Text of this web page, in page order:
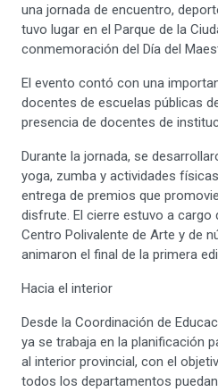
una jornada de encuentro,
tuvo lugar en el Parque de la
conmemoración del Día del
El evento contó con una
docentes de escuelas públicas
presencia de docentes de
Durante la jornada, se
yoga, zumba y actividades
entrega de premios que
disfrute. El cierre estuvo a cargo
Centro Polivalente de Arte y de
animaron el final de la primera
Hacia el interior
Desde la Coordinación de
ya se trabaja en la planificación
al interior provincial, con el
todos los departamentos